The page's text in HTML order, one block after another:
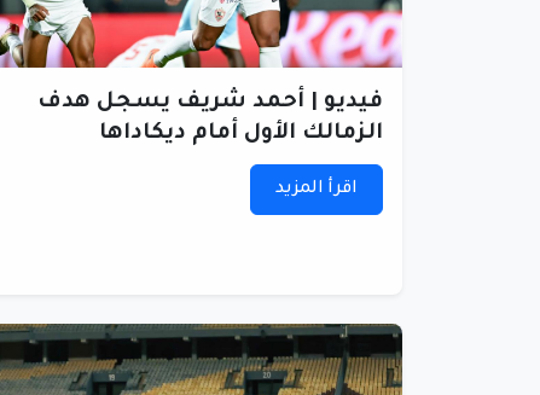
فيديو | أحمد شريف يسجل هدف
الزمالك الأول أمام ديكاداها
اقرأ المزيد